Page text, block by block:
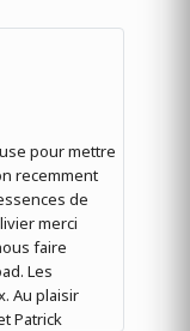
pour mettre
recemment
de
merci
faire
Les
Au plaisir
Patrick